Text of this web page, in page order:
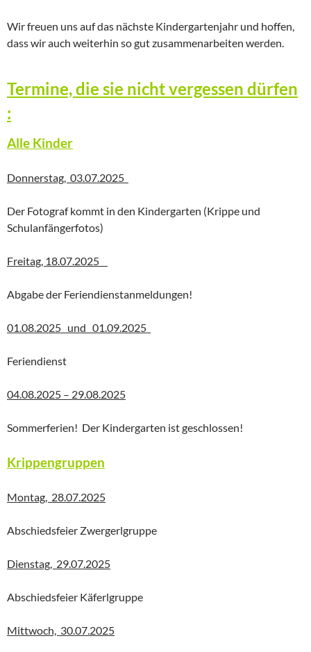
Wir freuen uns auf das nächste Kindergartenjahr und hoffen,
dass wir auch weiterhin so gut zusammenarbeiten werden.
Termine, die sie nicht vergessen dürfen
:
Alle Kinder
Donnerstag, 03.07.2025
Der Fotograf kommt in den Kindergarten (Krippe und
Schulanfängerfotos)
Freitag, 18.07.2025
Abgabe der Feriendienstanmeldungen!
01.08.2025 und 01.09.2025
Feriendienst
04.08.2025 – 29.08.2025
Sommerferien! Der Kindergarten ist geschlossen!
Krippengruppen
Montag, 28.07.2025
Abschiedsfeier Zwergerlgruppe
Dienstag, 29.07.2025
Abschiedsfeier Käferlgruppe
Mittwoch, 30.07.2025